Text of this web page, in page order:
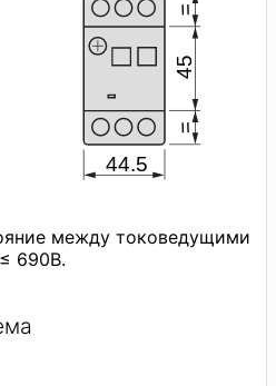
между токоведущими
≤ 690В.